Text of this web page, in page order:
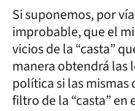
Si suponemos, por
improbable, que el
vicios de la “casta”
manera obtendrá las
política si las mismas
filtro de la “casta” en